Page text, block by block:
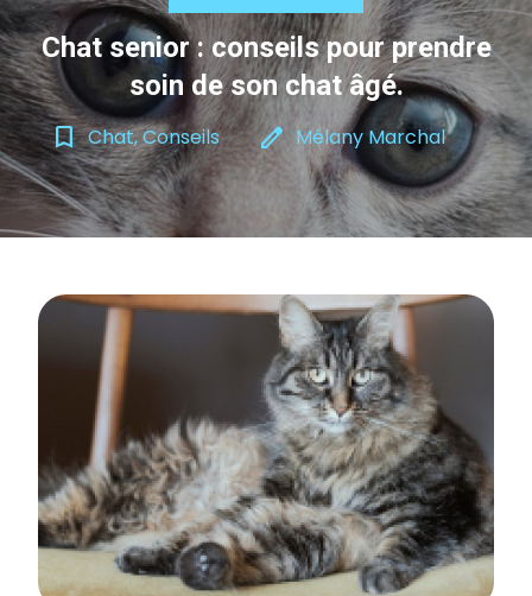
Chat senior : conseils pour prendre
soin de son chat âgé.
bookmark_border Chat, Conseils edit Mélany Marchal